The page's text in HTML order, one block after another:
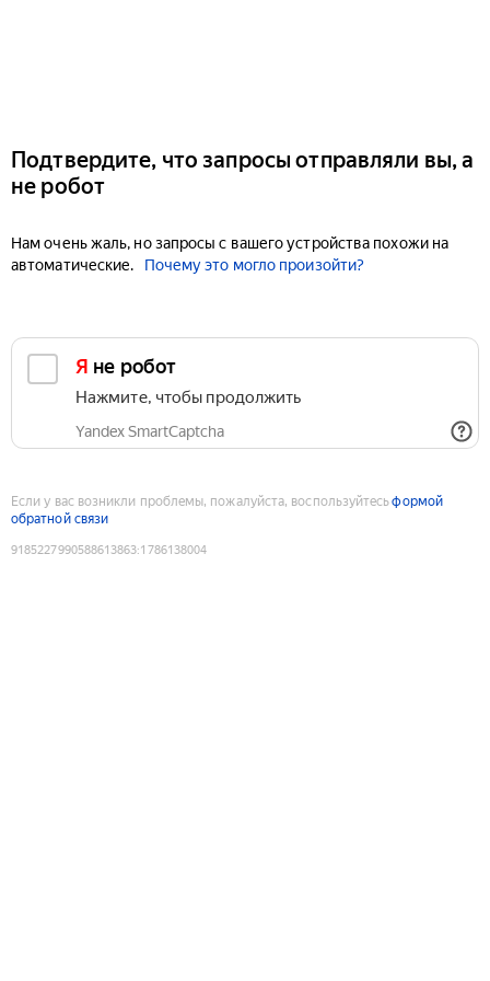
Подтвердите, что запросы отправляли вы, а
не робот
Нам очень жаль, но запросы с вашего устройства похожи на
автоматические.
Почему это могло произойти?
Я не робот
Нажмите, чтобы продолжить
Yandex SmartCaptcha
Если у вас возникли проблемы, пожалуйста, воспользуйтесьформой
обратной связи
9185227990588613863:1786138004